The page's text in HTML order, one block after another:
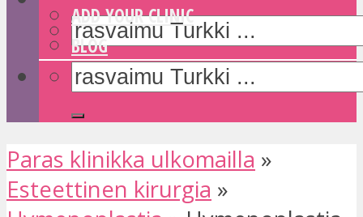
ADD YOUR CLINIC
BLOG
Paras klinikka ulkomailla »
Esteettinen kirurgia »